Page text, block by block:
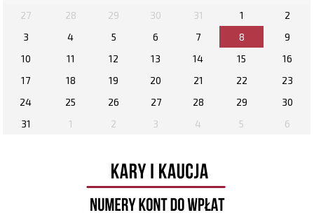
27 28 29 30 31 1
2
3
4 5 6 7 8
9
10
11 12 13 14 15
16
17
18 19 20 21 22
23
24
25 26 27 28 29
30
31
1 2 3 4 5 6